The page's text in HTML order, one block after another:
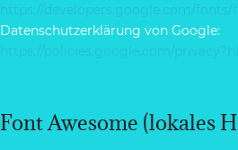
https://developers.google.com/fonts/
Datenschutzerklärung von Google:
https://policies.google.com/
Font Awesome (lokales